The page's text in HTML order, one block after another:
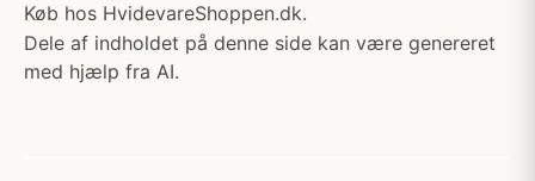
Køb hos HvidevareShoppen.dk.
Dele af indholdet på denne side kan være genereret
med hjælp fra AI.